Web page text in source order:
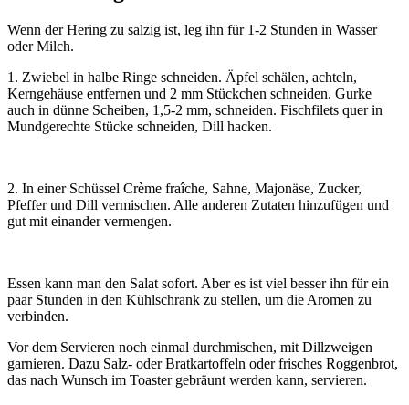
Wenn der Hering zu salzig ist, leg ihn für 1-2 Stunden in Wasser
oder Milch.
1. Zwiebel in halbe Ringe schneiden. Äpfel schälen, achteln,
Kerngehäuse entfernen und 2 mm Stückchen schneiden. Gurke
auch in dünne Scheiben, 1,5-2 mm, schneiden. Fischfilets quer in
Mundgerechte Stücke schneiden, Dill hacken.
2. In einer Schüssel Crème fraîche, Sahne, Majonäse, Zucker,
Pfeffer und Dill vermischen. Alle anderen Zutaten hinzufügen und
gut mit einander vermengen.
Essen kann man den Salat sofort. Aber es ist viel besser ihn für ein
paar Stunden in den Kühlschrank zu stellen, um die Aromen zu
verbinden.
Vor dem Servieren noch einmal durchmischen, mit Dillzweigen
garnieren. Dazu Salz- oder Bratkartoffeln oder frisches Roggenbrot,
das nach Wunsch im Toaster gebräunt werden kann, servieren.